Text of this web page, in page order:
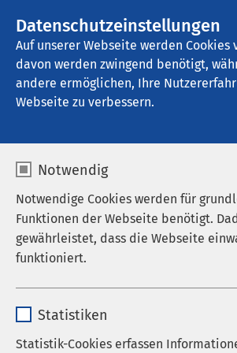
Datenschutzeinstellungen
Auf unserer Webseite werden Cookies
davon werden zwingend benötigt,
andere ermöglichen, Ihre
Webseite zu verbessern.
Notwendig
Notwendige Cookies werden für
Funktionen der Webseite benötigt.
gewährleistet, dass die Webseite
funktioniert.
Anbieter sgalinski
Statistiken
Statistik-Cookies erfassen
AMEOS Pflege Winterlingen
eit
Die Beauftragte für
folgende Aufgaben (vergleiche dazu
MPBetreibV in der Fassung vom
Kontaktperson für Behörden,